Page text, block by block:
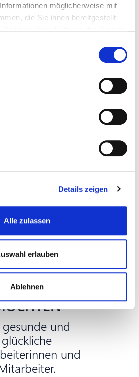
möglicherweise mit
die Sie ihnen bereitgestellt
Details zeigen
Alle zulassen
erlauben
Ablehnen
technische/handwerkliche
oder mehrjährige
und Verantwortungsbewusstsein
Arbeitsweise
und Wochenendarbeit
bewerben
WIR
gesunde und
glückliche
und